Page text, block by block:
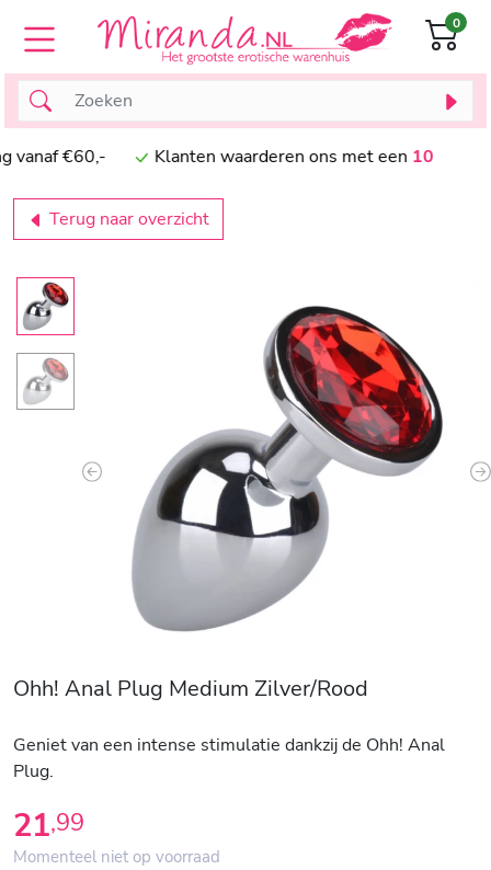
€60,- Klanten waarderen ons met een10
0
Terug naar overzicht
Previous
Ohh! Anal Plug Medium Zilver/Rood
Geniet van een intense stimulatie dankzij de Ohh! Anal
Plug.
21,99
Momenteel niet op voorraad